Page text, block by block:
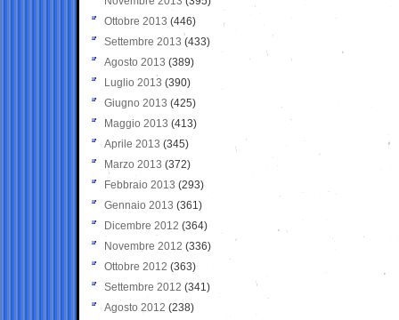
Ottobre 2013 (446)
Settembre 2013 (433)
Agosto 2013 (389)
Luglio 2013 (390)
Giugno 2013 (425)
Maggio 2013 (413)
Aprile 2013 (345)
Marzo 2013 (372)
Febbraio 2013 (293)
Gennaio 2013 (361)
Dicembre 2012 (364)
Novembre 2012 (336)
Ottobre 2012 (363)
Settembre 2012 (341)
Agosto 2012 (238)